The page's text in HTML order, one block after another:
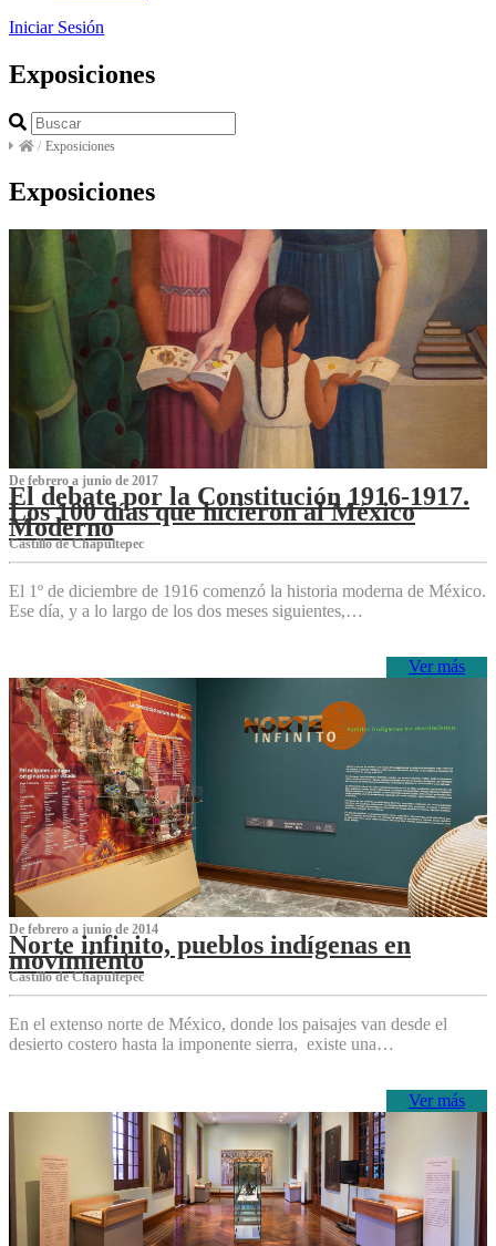
Iniciar Sesión
Exposiciones
/ Exposiciones
Exposiciones
De febrero a junio de 2017
El debate por la Constitución 1916-1917.
Los 100 días que hicieron al México
Moderno
Castillo de Chapultepec
El 1º de diciembre de 1916 comenzó la historia moderna de México.
Ese día, y a lo largo de los dos meses siguientes,…
Ver más
De febrero a junio de 2014
Norte infinito, pueblos indígenas en
movimiento
Castillo de Chapultepec
En el extenso norte de México, donde los paisajes van desde el
desierto costero hasta la imponente sierra, existe una…
Ver más